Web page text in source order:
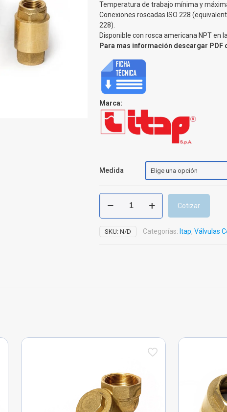
Temperatura de trabajo mínima y
Conexiones roscadas ISO 228
228).
Disponible con rosca americana NPT en
Para mas información descargar PDF
Marca:
Medida
Cheque
hidro
Bronce
Europa
Itap
Cotizar
SKU:N/D Categorías: Itap,Válvulas